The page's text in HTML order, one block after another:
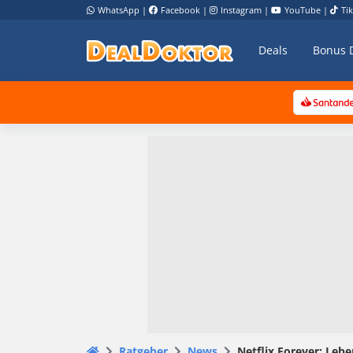
WhatsApp | Facebook | Instagram | YouTube |
Deals Bonus